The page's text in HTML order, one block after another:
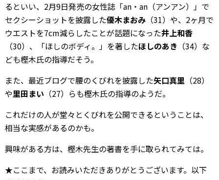
るといい、2月9日発売の女性誌「an・an（アンアン）」で
セクシーショットを披露した優木まおみ （31）や、2ヶ月で
ウエストを7cm減らしたことが話題になった井上和香
（30）、「ほしのボディ。」を著したほしのあき （34）な
ども樫木氏の指導だそう。
また、最近ブログで腰のくびれを披露した矢口真里 （28）
や里田まい （27）らも樫木氏の指導のようだ。
これだけの人が堂々とくびれを公開できるということは、
相当な実感があるのかも。
興味がある方は、樫木先生の著書を手に取られてみては。
★ここまで、お読みいただきありがとうございます。以下